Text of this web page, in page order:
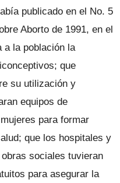
publicado en el No. 5
Aborto de 1991, en el
a la población la
que
su utilización y
equipos de
para formar
que los hospitales y
sociales tuvieran
para asegurar la